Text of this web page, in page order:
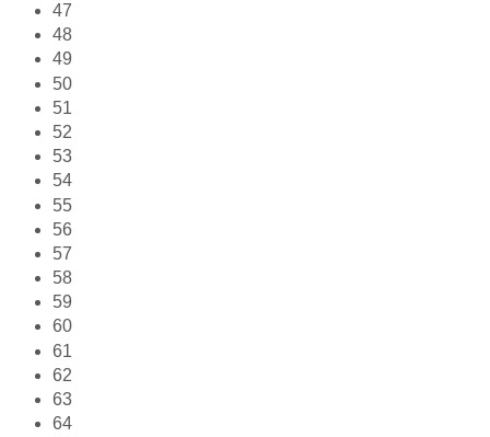
47
48
49
50
51
52
53
54
55
56
57
58
59
60
61
62
63
64